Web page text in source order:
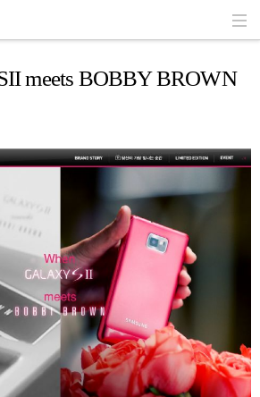
meets BOBBY BROWN